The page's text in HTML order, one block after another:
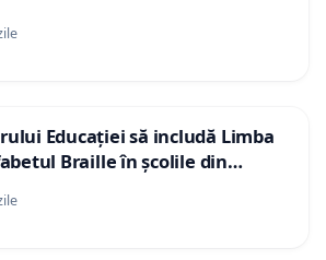
Educației să includă Limba
Braille în școlile din